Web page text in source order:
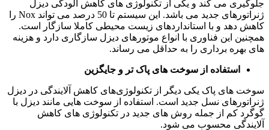
جلوگیری می کند و یکی از تکنولوژی ‌های کاهش آلودگی دیزل
ژنراتورهای جدید می باشد. این سیستم تا 50 درصد می تواند Nox را
کاهش دهد و با استانداردهای زیست محیطی کاملا سازگار است.
همچنین این فناوری با انواع موتورهای دیزل سازگاری دارد و هزینه
های بهره برداری را به حداقل می رساند.
استفاده از سوخت‌ های پاک ‌تر و جایگزین
سوخت های پاک یکی دیگر از تکنولوژی‌های کاهش آلایندگی در دیزل
ژنراتورهای نسل جدید است. استفاده از سوخت ‌هایی مانند دیزل با
گوگرد کم از جمله روش های جدید در تکنولوژی های کاهش
آلایندگی محسوب می شود.